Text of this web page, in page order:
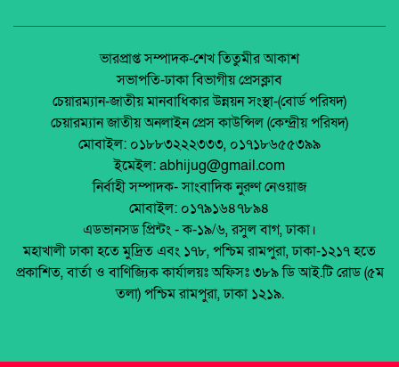
অনুষ্ঠিত হয়ে গেলো ইসলামি ফাউন্ডেশন কর্তৃক
আয়োজিত উপজেলা পর্যায় জাতীয় শিশু-কিশোর
ইসলামি সাংস্কৃতিক প্রতিযোগিতা
পলাশবাড়ী এসএম পাইলট সরকারি উচ্চ বিদ্যালয়ের
মার্কেট ভেঙে ব্যক্তিগত মার্কেটের রাস্তা তৈরি –
জনমনে ক্ষোভ
টঙ্গীতে তুলার গুদামে আগুন, নিয়ন্ত্রণে ৭ ইউনিট
জেলা আইন-শৃৃঙ্খলা কমিটির মাসিক সভা অনুষ্ঠিত।
পলাশবাড়ীতে এমইপি গ্রুপের মতবিনিময় সভা
অনুষ্ঠিত।
জুলাই সনদ বাস্তবায়ন নিয়ে প্রশ্ন: রংপুরে ১১ দলের
বিক্ষোভ
মালয়েশিয়ায় ইমিগ্রেশনের অভিযানে বাংলাদেশিসহ
২৪ অবৈধ অভিবাসী আটক
থাইল্যান্ডে রিসোর্ট থেকে ২১ বাংলাদেশি উদ্ধার
ভারপ্রাপ্ত সম্পাদক-শেখ তিতুমীর আকাশ
সভাপতি-ঢাকা বিভাগীয় প্রেসক্লাব
চেয়ারম্যান-জাতীয় মানবাধিকার উন্নয়ন সংস্থা-(বোর্ড পরিষদ)
চেয়ারম্যান জাতীয় অনলাইন প্রেস কাউন্সিল (কেন্দ্রীয় পরিষদ)
মোবাইল: ০১৮৮৩২২২৩৩৩, ০১৭১৮৬৫৫৩৯৯
ইমেইল: abhijug@gmail.com
নির্বাহী সম্পাদক- সাংবাদিক নুরুণ নেওয়াজ
মোবাইল: ০১৭৯১৬৪৭৮৯৪
এডভানসড প্রিন্টং - ক-১৯/৬, রসুল বাগ, ঢাকা।
মহাখালী ঢাকা হতে মুদ্রিত এবং ১৭৮, পশ্চিম রামপুরা, ঢাকা-১২১৭ হতে
প্রকাশিত, বার্তা ও বাণিজ্যিক কার্যালয়ঃ অফিসঃ ৩৮৯ ডি আই.টি রোড (৫ম
তলা) পশ্চিম রামপুরা, ঢাকা ১২১৯.